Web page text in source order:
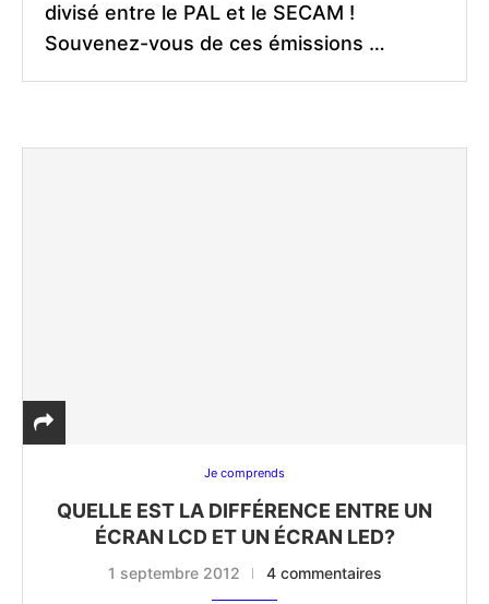
divisé entre le PAL et le SECAM !
Souvenez-vous de ces émissions …
Je comprends
QUELLE EST LA DIFFÉRENCE ENTRE UN
ÉCRAN LCD ET UN ÉCRAN LED?
1 septembre 2012 4 commentaires